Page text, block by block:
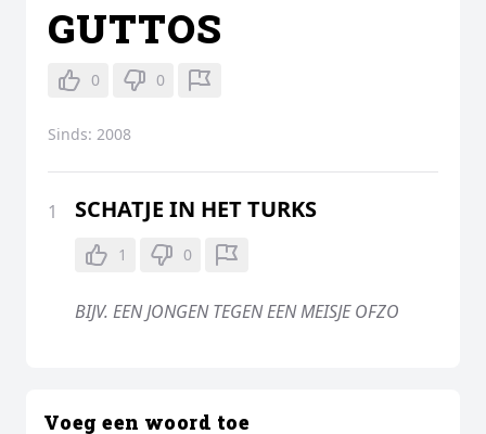
GUTTOS
0 0
Sinds: 2008
1 SCHATJE IN HET TURKS
1 0
BIJV. EEN JONGEN TEGEN EEN MEISJE OFZO
Voeg een woord toe